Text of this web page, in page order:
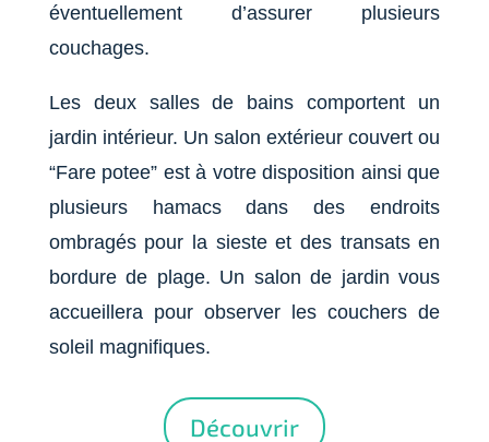
éventuellement d’assurer plusieurs
couchages.
Les deux salles de bains comportent un
jardin intérieur. Un salon extérieur couvert ou
“Fare potee” est à votre disposition ainsi que
plusieurs hamacs dans des endroits
ombragés pour la sieste et des transats en
bordure de plage. Un salon de jardin vous
accueillera pour observer les couchers de
soleil magnifiques.
Découvrir